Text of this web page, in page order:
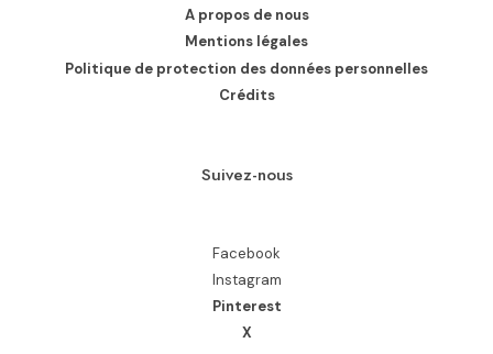
A propos de nous
Mentions légales
Politique de protection des données personnelles
Crédits
Suivez-nous
Facebook
Instagram
Pinterest
X